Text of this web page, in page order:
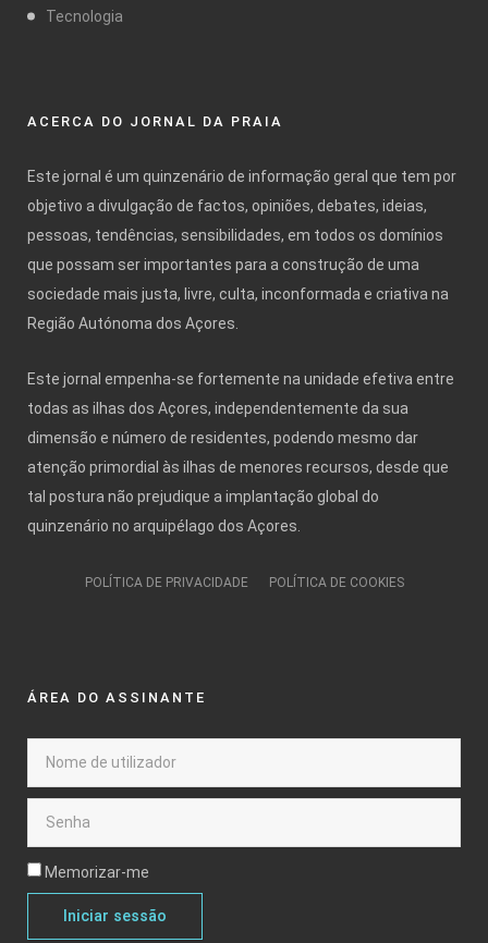
Tecnologia
ACERCA DO JORNAL DA PRAIA
Este jornal é um quinzenário de informação geral que tem por
objetivo a divulgação de factos, opiniões, debates, ideias,
pessoas, tendências, sensibilidades, em todos os domínios
que possam ser importantes para a construção de uma
sociedade mais justa, livre, culta, inconformada e criativa na
Região Autónoma dos Açores.
Este jornal empenha-se fortemente na unidade efetiva entre
todas as ilhas dos Açores, independentemente da sua
dimensão e número de residentes, podendo mesmo dar
atenção primordial às ilhas de menores recursos, desde que
tal postura não prejudique a implantação global do
quinzenário no arquipélago dos Açores.
POLÍTICA DE PRIVACIDADE POLÍTICA DE COOKIES
ÁREA DO ASSINANTE
Memorizar-me
Iniciar sessão